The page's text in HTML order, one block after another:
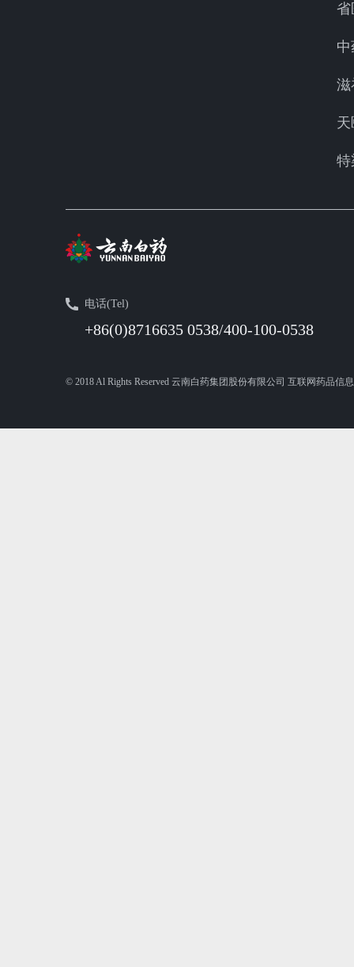
省
滋
特
电话(Tel)
+86(0)8716635 0538/400-100-0538
© 2018 Al Rights Reserved 云南白药集团股份有限公司 互联网药品信